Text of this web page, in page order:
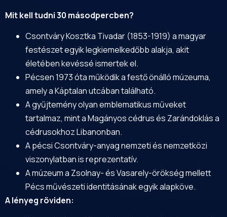
Mit kell tudni 30 másodpercben?
Csontváry Kosztka Tivadar (1853-1919) a magyar
festészet egyik legkiemelkedőbb alakja, akit
életében kevéssé ismertek el.
Pécsen 1973 óta működik a festő önálló múzeuma,
amely a Káptalan utcában található.
A gyűjtemény olyan emblematikus műveket
tartalmaz, mint a Magányos cédrus és Zarándoklás a
cédrusokhoz Libanonban.
A pécsiCsontváry-anyag nemzeti és nemzetközi
viszonylatban is reprezentatív.
A múzeum a Zsolnay- és Vasarely-örökség mellett
Pécs művészeti identitásának egyik alapköve.
A lényeg röviden: